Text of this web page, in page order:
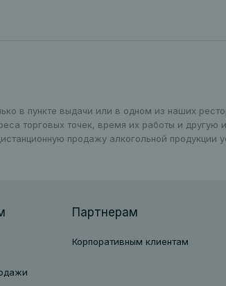
в пункте выдачи или в одном из наших
торговых точек, время их работы и
продажу алкогольной
Партнерам
Корпоративным клиентам